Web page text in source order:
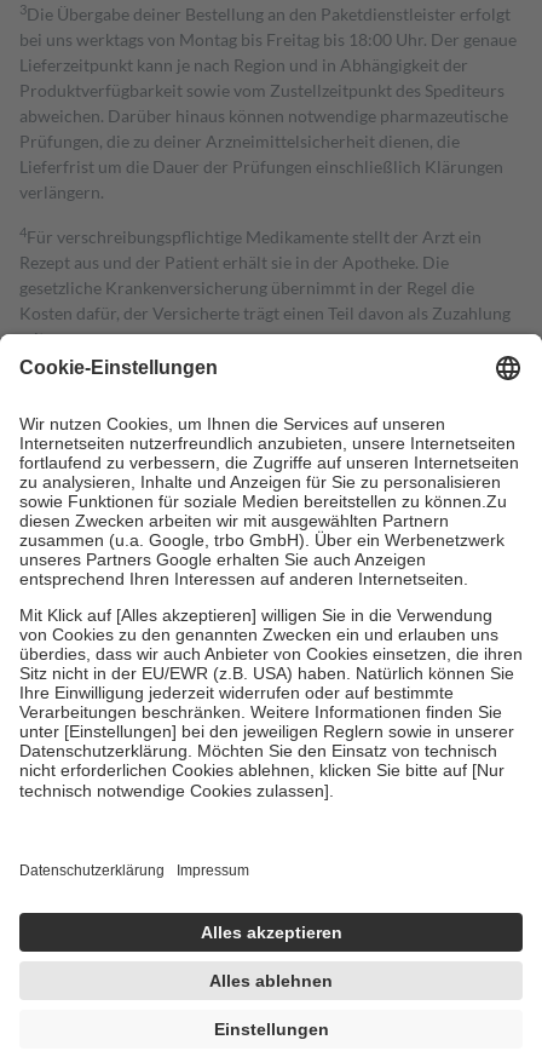
3Die Übergabe deiner Bestellung an den Paketdienstleister erfolgt
bei uns werktags von Montag bis Freitag bis 18:00 Uhr. Der genaue
Lieferzeitpunkt kann je nach Region und in Abhängigkeit der
Produktverfügbarkeit sowie vom Zustellzeitpunkt des Spediteurs
abweichen. Darüber hinaus können notwendige pharmazeutische
Prüfungen, die zu deiner Arzneimittelsicherheit dienen, die
Lieferfrist um die Dauer der Prüfungen einschließlich Klärungen
verlängern.
4Für verschreibungspflichtige Medikamente stellt der Arzt ein
Rezept aus und der Patient erhält sie in der Apotheke. Die
gesetzliche Krankenversicherung übernimmt in der Regel die
Kosten dafür, der Versicherte trägt einen Teil davon als Zuzahlung
mit.
Grundsätzlich leisten Mitglieder Zuzahlungen in Höhe von zehn
höchstens zehn Euro.
Es sind jedoch nie mehr als die tatsächlichen
Kosten der Leistung zu entrichten.
Diese Regeln gelten grundsätzlich auch für Online-Apotheken.
Bei Heilmitteln und häuslicher Krankenpflege beträgt die
Zuzahlung zehn Prozent der Kosten sowie zehn Euro je
Verordnung.
Um das Engagement der Versicherten für ihre eigene Gesundheit zu
stärken und die besondere Stellung der Familie zu unterstützen,
fallenkeine Zuzahlungenan bei:
• Kindern und Jugendlichen bis zum vollendeten 18. Lebensjahr
mit Ausnahme der Fahrkosten
• Untersuchungen zur Vorsorge und Früherkennung, die von der
GKV getragen werden
• empfohlenen Schutzimpfungen
• Harn- und Blutteststreifen
getroffen, um sicherzustellen, dass es sich um echte Bewertungen
https://help.etrusted.com/hc/de/articles/4419944605341
Einige Bilder und Inhalte wurden unter Zuhilfenahme künstlicher